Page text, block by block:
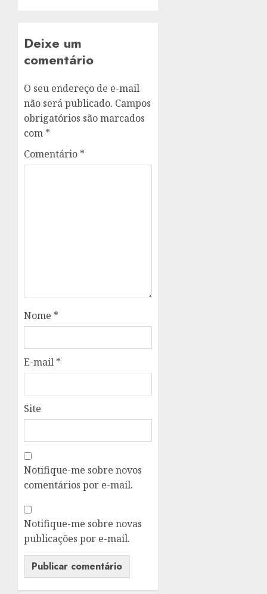
Deixe um
comentário
O seu endereço de e-mail
não será publicado. Campos
obrigatórios são marcados
com *
Comentário *
Nome *
E-mail *
Site
Notifique-me sobre novos
comentários por e-mail.
Notifique-me sobre novas
publicações por e-mail.